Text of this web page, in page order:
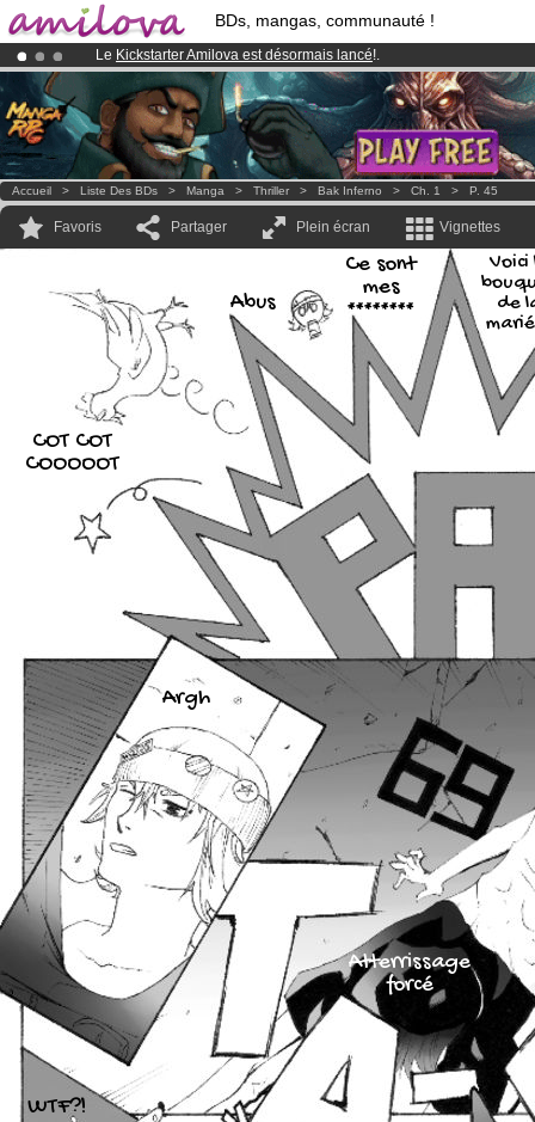
BDs, mangas, communauté !
Le Kickstarter Amilova est désormais lancé!.
Déjà 134393membreset 1208BDs & Mangas!
Abonnement premium: à partir de
3.95 eurospar mois !Clique ici
Accueil > Liste Des BDs > Manga > Thriller > Bak Inferno > Ch. 1 > P. 45
Favoris Partager Plein écran Vignettes
COT COT
COOOOOT
Abus
Ce sont
mes
********
Voici
de
Argh
Atterrissage
forcé
WTF?!